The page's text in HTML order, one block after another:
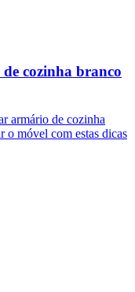
cozinha branco
armário de cozinha
o móvel com estas dicas